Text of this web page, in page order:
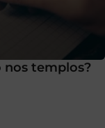
nos templos?